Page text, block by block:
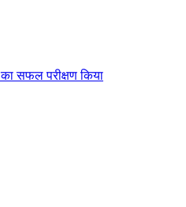
सफल परीक्षण किया